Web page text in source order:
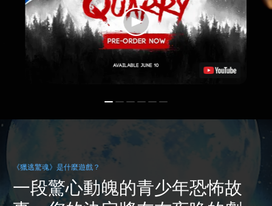
《獵逃驚魂》是什麼遊戲？
一段驚心動魄的青少年恐怖故